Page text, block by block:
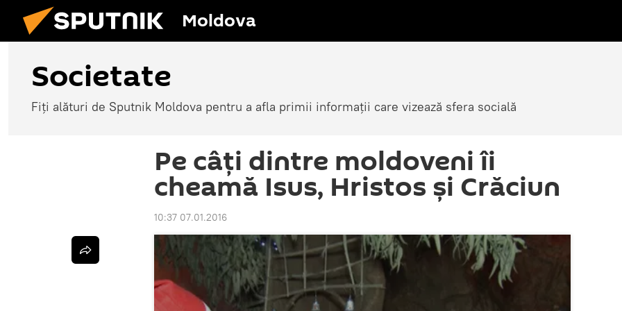
Moldova
Societate
Fiți alături de Sputnik Moldova pentru a afla primii informații care vizează sfera socială
Pe câţi dintre moldoveni îi
cheamă Isus, Hristos şi Crăciun
10:37 07.01.2016